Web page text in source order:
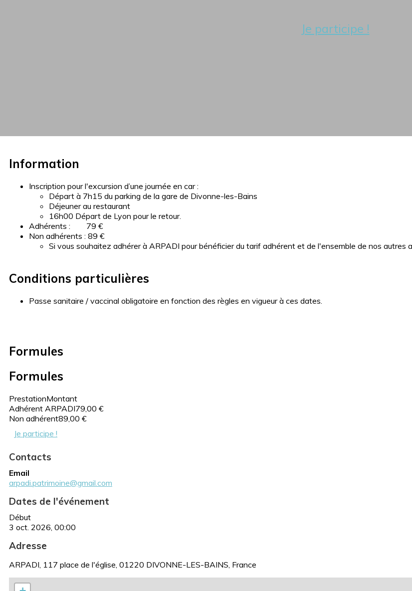
Je participe !
Information
Inscription pour l'excursion d’une journée en car :
Départ à 7h15 du parking de la gare de Divonne-les-Bains
Déjeuner au restaurant
16h00 Départ de Lyon pour le retour.
Adhérents : 79 €
Non adhérents : 89 €
Si vous souhaitez adhérer à ARPADI pour bénéficier du tarif adhérent et de l'ensemble de nos autres
Conditions particulières
Passe sanitaire / vaccinal obligatoire en fonction des règles en vigueur à ces dates.
Formules
Formules
PrestationMontant
Adhérent ARPADI79,00 €
Non adhérent89,00 €
Je participe !
Contacts
Email
arpadi.patrimoine@gmail.com
Dates de l'événement
Début
3 oct. 2026, 00:00
Adresse
ARPADI, 117 place de l'église, 01220 DIVONNE-LES-BAINS, France